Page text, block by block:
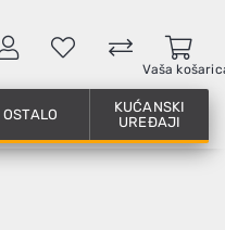
Vaša
OSTALO
KUĆANSKI
UREĐAJI